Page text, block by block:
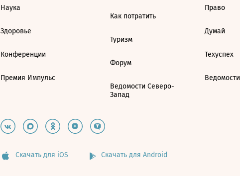
Наука
Здоровье
Конференции
Премия Импульс
Как потратить
Туризм
Форум
Ведомости Северо-
Запад
Право
Думай
Техуспех
Скачать для iOS Скачать для Android